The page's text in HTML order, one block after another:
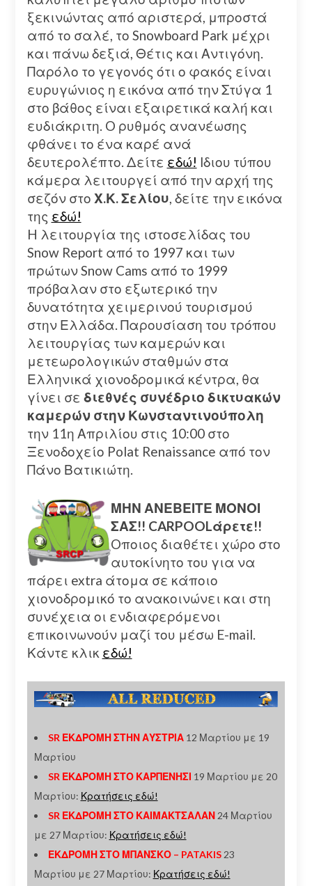
ξεκινώντας από αριστερά, μπροστά
από το σαλέ, το Snowboard Park μέχρι
και πάνω δεξιά, Θέτις και Αντιγόνη.
Παρόλο το γεγονός ότι ο φακός είναι
ευρυγώνιος η εικόνα από την Στύγα 1
στο βάθος είναι εξαιρετικά καλή και
ευδιάκριτη. O ρυθμός ανανέωσης
φθάνει το ένα καρέ ανά
δευτερολέπτο. Δείτε εδώ! Ιδιου τύπου
κάμερα λειτουργεί από την αρχή της
σεζόν στο Χ.Κ. Σελίου, δείτε την εικόνα
της εδώ!
H λειτουργία της ιστοσελίδας του
Snow Report από το 1997 και των
πρώτων Snow Cams από το 1999
πρόβαλαν στο εξωτερικό την
δυνατότητα χειμερινού τουρισμού
στην Ελλάδα. Παρουσίαση του τρόπου
λειτουργίας των καμερών και
μετεωρολογικών σταθμών στα
Ελληνικά χιονοδρομικά κέντρα, θα
γίνει σε διεθνές συνέδριο δικτυακών
καμερών στην Κωνσταντινούπολη
την 11η Απριλίου στις 10:00 στο
Ξενοδοχείο Polat Renaissance από τον
Πάνο Βατικιώτη.
ΜΗΝ ΑΝΕΒΕΙΤΕ ΜΟΝΟΙ
ΣΑΣ!! CARPOOLάρετε!!
Oποιος διαθέτει χώρο στο
αυτοκίνητο του για να
πάρει extra άτομα σε κάποιο
χιονοδρομικό το ανακοινώνει και στη
συνέχεια οι ενδιαφερόμενοι
επικοινωνούν μαζί του μέσω E-mail.
Κάντε κλικ εδώ!
SR ΕΚΔΡΟΜΗ ΣΤΗΝ ΑΥΣΤΡΙΑ12 Μαρτίου με 19
Μαρτίου
SR ΕΚΔΡΟΜΗ ΣΤΟ ΚΑΡΠΕΝΗΣΙ 19 Μαρτίου με 20
Μαρτίου: Κρατήσεις εδώ!
SR ΕΚΔΡΟΜΗ ΣΤΟ ΚΑΙΜΑΚΤΣΑΛΑΝ24 Μαρτίου
με 27 Μαρτίου: Κρατήσεις εδώ!
ΕΚΔΡΟΜΗ ΣΤΟ ΜΠΑΝΣΚΟ – PATAKIS23
Μαρτίου με 27 Μαρτίου: Κρατήσεις εδώ!